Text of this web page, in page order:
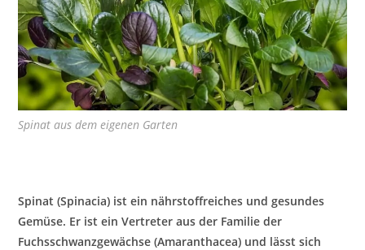
Spinat aus dem eigenen Garten
Spinat (Spinacia) ist ein nährstoffreiches und gesundes
Gemüse. Er ist ein Vertreter aus der Familie der
Fuchsschwanzgewächse (Amaranthacea) und lässt sich